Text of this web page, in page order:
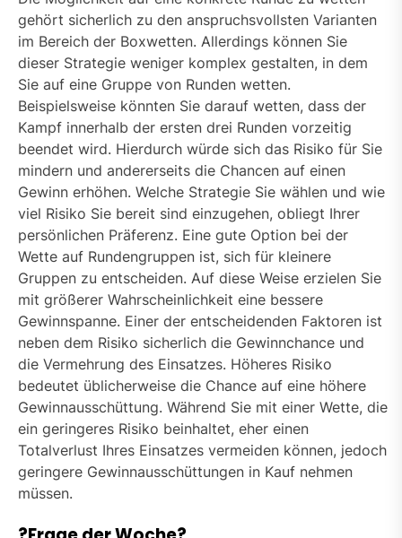
gehört sicherlich zu den anspruchsvollsten Varianten
im Bereich der Boxwetten. Allerdings können Sie
dieser Strategie weniger komplex gestalten, in dem
Sie auf eine Gruppe von Runden wetten.
Beispielsweise könnten Sie darauf wetten, dass der
Kampf innerhalb der ersten drei Runden vorzeitig
beendet wird. Hierdurch würde sich das Risiko für Sie
mindern und andererseits die Chancen auf einen
Gewinn erhöhen. Welche Strategie Sie wählen und wie
viel Risiko Sie bereit sind einzugehen, obliegt Ihrer
persönlichen Präferenz. Eine gute Option bei der
Wette auf Rundengruppen ist, sich für kleinere
Gruppen zu entscheiden. Auf diese Weise erzielen Sie
mit größerer Wahrscheinlichkeit eine bessere
Gewinnspanne. Einer der entscheidenden Faktoren ist
neben dem Risiko sicherlich die Gewinnchance und
die Vermehrung des Einsatzes. Höheres Risiko
bedeutet üblicherweise die Chance auf eine höhere
Gewinnausschüttung. Während Sie mit einer Wette, die
ein geringeres Risiko beinhaltet, eher einen
Totalverlust Ihres Einsatzes vermeiden können, jedoch
geringere Gewinnausschüttungen in Kauf nehmen
müssen.